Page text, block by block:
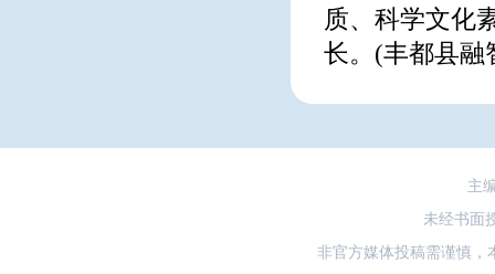
质、科学文化
长。(丰都县融
主
未经书面
非官方媒体投稿需谨慎，